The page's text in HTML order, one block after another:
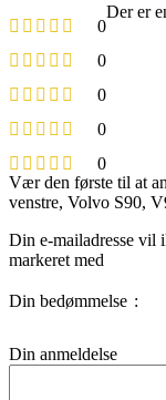
0
0
0
0
0
Der er
Vær den første til at
venstre, Volvo S90,
Din e-mailadresse vil
markeret med
Din bedømmelse
Din anmeldelse